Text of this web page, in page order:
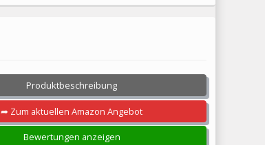
Produktbeschreibung
➦ Zum aktuellen Amazon Angebot
Bewertungen anzeigen